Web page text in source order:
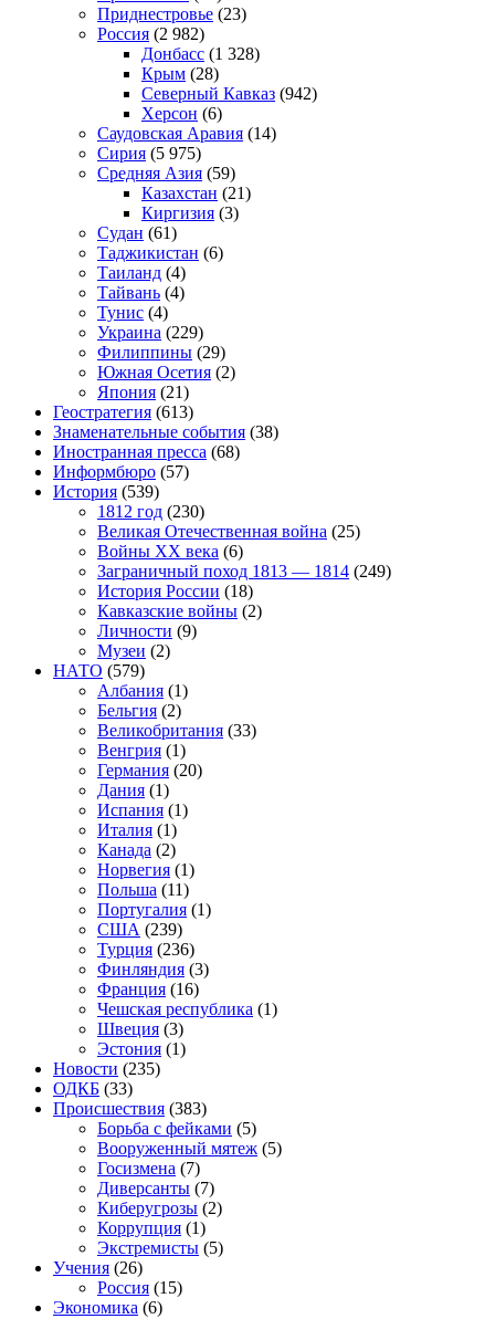
Приднестровье (23)
Россия (2 982)
Донбасс (1 328)
Крым (28)
Северный Кавказ (942)
Херсон (6)
Саудовская Аравия (14)
Сирия (5 975)
Средняя Азия (59)
Казахстан (21)
Киргизия (3)
Судан (61)
Таджикистан (6)
Таиланд (4)
Тайвань (4)
Тунис (4)
Украина (229)
Филиппины (29)
Южная Осетия (2)
Япония (21)
Геостратегия (613)
Знаменательные события (38)
Иностранная пресса (68)
Информбюро (57)
История (539)
1812 год (230)
Великая Отечественная война (25)
Войны XX века (6)
Заграничный поход 1813 — 1814 (249)
История России (18)
Кавказские войны (2)
Личности (9)
Музеи (2)
НАТО (579)
Албания (1)
Бельгия (2)
Великобритания (33)
Венгрия (1)
Германия (20)
Дания (1)
Испания (1)
Италия (1)
Канада (2)
Норвегия (1)
Польша (11)
Португалия (1)
США (239)
Турция (236)
Финляндия (3)
Франция (16)
Чешская республика (1)
Швеция (3)
Эстония (1)
Новости (235)
ОДКБ (33)
Происшествия (383)
Борьба с фейками (5)
Вооруженный мятеж (5)
Госизмена (7)
Диверсанты (7)
Киберугрозы (2)
Коррупция (1)
Экстремисты (5)
Учения (26)
Россия (15)
Экономика (6)